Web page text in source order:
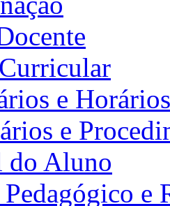
e Horários
e
do Aluno
e